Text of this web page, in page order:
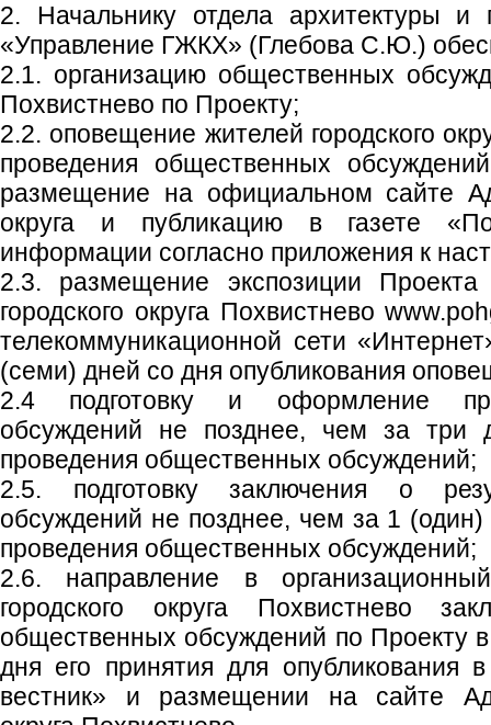
2. Начальнику отдела архитектуры и
«Управление ГЖКХ» (Глебова С.Ю.)
2.1. организацию общественных
Похвистнево по Проекту;
2.2. оповещение жителей городского
проведения общественных
размещение на официальном сайте
округа и публикацию в газете
информации согласно приложения к
2.3. размещение экспозиции
городского округа Похвистнево
телекоммуникационной сети
(семи) дней со дня опубликования
2.4 подготовку и оформление
обсуждений не позднее, чем за три
проведения общественных обсуждений;
2.5. подготовку заключения о
обсуждений не позднее, чем за 1
проведения общественных обсуждений;
2.6. направление в
городского округа Похвистнево
общественных обсуждений по Проекту
дня его принятия для опубликования
вестник» и размещении на сайте